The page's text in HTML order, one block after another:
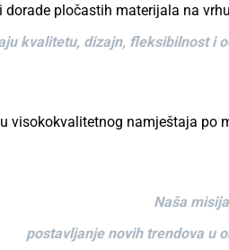
pločastih materijala na
kvalitetu, dizajn, fleksibilnost
visokokvalitetnog namještaja
Naša
postavljanje novih trendova u